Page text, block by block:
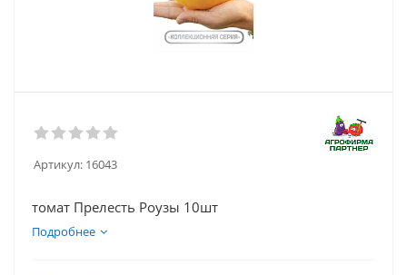
Артикул: 16043
томат Прелесть Роузы 10шт
Подробнее